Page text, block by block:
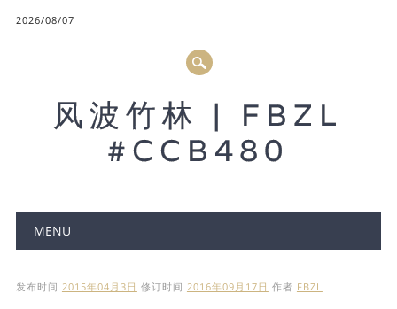
2026/08/07
风波竹林 | FBZL
#CCB480
Main menu
MENU
发布时间 2015年04月3日 修订时间 2016年09月17日 作者 FBZL